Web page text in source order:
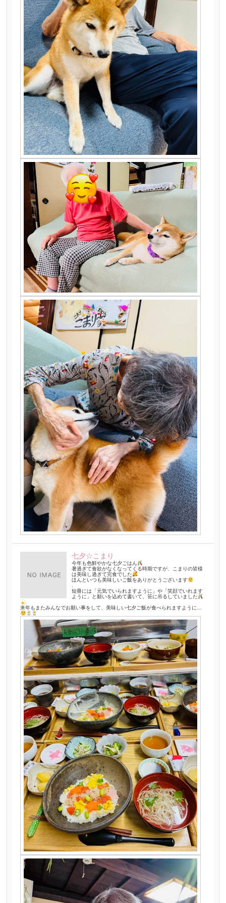
七夕☆こまり
今年も色鮮やかな七夕ごはん
暑過ぎて食欲がなくなってくる時期ですが、こまりの皆様
は美味し過ぎて完食でした
ほんといつも美味しいご飯をありがとうございます
短冊には「元気でいられますように」や「笑顔でいれます
ように」と願いを込めて書いて、笹に吊るしていました
来年もまたみんなでお願い事をして、美味しい七夕ご飯が食べられますように…